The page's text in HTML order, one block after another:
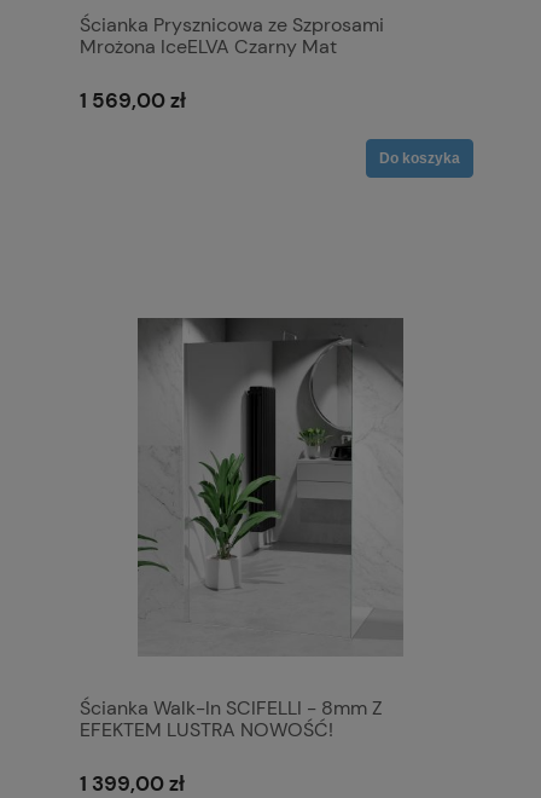
Ścianka Prysznicowa ze Szprosami
Mrożona IceELVA Czarny Mat
1 569,00 zł
Do koszyka
Ścianka Walk-In SCIFELLI - 8mm Z
EFEKTEM LUSTRA NOWOŚĆ!
1 399,00 zł